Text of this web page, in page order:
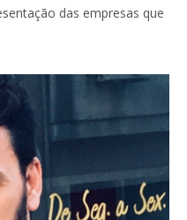
das empresas que